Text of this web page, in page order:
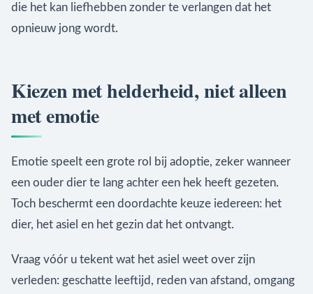
die het kan liefhebben zonder te verlangen dat het
opnieuw jong wordt.
Kiezen met helderheid, niet alleen
met emotie
Emotie speelt een grote rol bij adoptie, zeker wanneer
een ouder dier te lang achter een hek heeft gezeten.
Toch beschermt een doordachte keuze iedereen: het
dier, het asiel en het gezin dat het ontvangt.
Vraag vóór u tekent wat het asiel weet over zijn
verleden: geschatte leeftijd, reden van afstand, omgang